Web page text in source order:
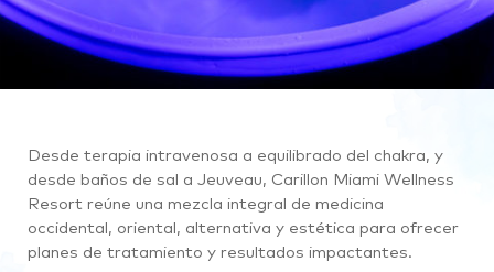
Desde terapia intravenosa a equilibrado del chakra, y
desde baños de sal a Jeuveau, Carillon Miami Wellness
Resort reúne una mezcla integral de medicina
occidental, oriental, alternativa y estética para ofrecer
planes de tratamiento y resultados impactantes.